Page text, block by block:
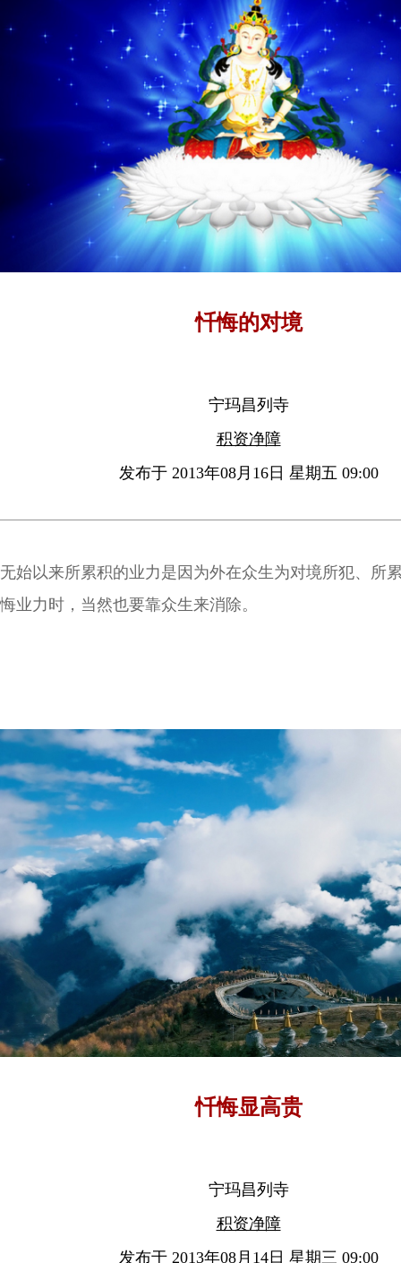
忏悔的对境
宁玛昌列寺
积资净障
发布于 2013年08月16日 星期五 09:00
无始以来所累积的业力是因为外在众生为对境所犯、所
悔业力时，当然也要靠众生来消除。
忏悔显高贵
宁玛昌列寺
积资净障
发布于 2013年08月14日 星期三 09:00